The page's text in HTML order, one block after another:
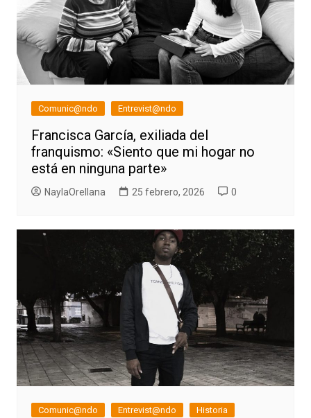
Comunic@ndo Entrevist@ndo
Francisca García, exiliada del
franquismo: «Siento que mi hogar no
está en ninguna parte»
NaylaOrellana 25 febrero, 2026 0
Comunic@ndo Entrevist@ndo
Historia